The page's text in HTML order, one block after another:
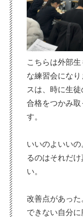
こちらは外部
な練習会にな
スは、時に生
合格をつかみ
す。
いいのよいい
るのはそれだ
い。
改善点があった
できない自分に